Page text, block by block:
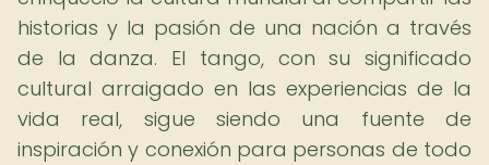
historias y la pasión de una nación a través
de la danza. El tango, con su significado
cultural arraigado en las experiencias de la
vida real, sigue siendo una fuente de
inspiración y conexión para personas de todo